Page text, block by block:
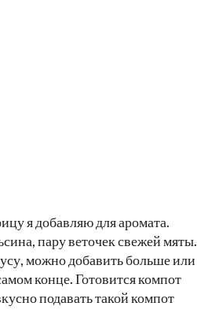
я добавляю для аромата.
пару веточек свежей мяты.
можно добавить больше или
конце. Готовится компот
подавать такой компот